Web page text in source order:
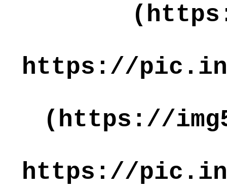
https://pic.in.th/
(https://
https://pic.in.th/